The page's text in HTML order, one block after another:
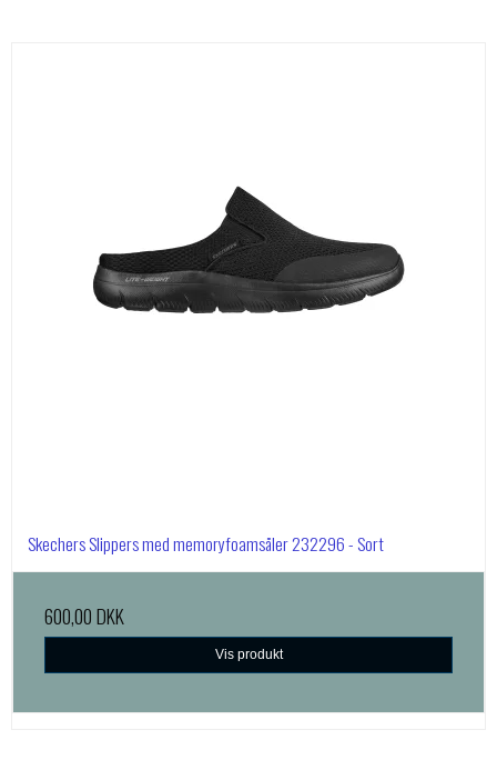
Skechers Slippers med memoryfoamsåler 232296 - Sort
600,00 DKK
Vis produkt